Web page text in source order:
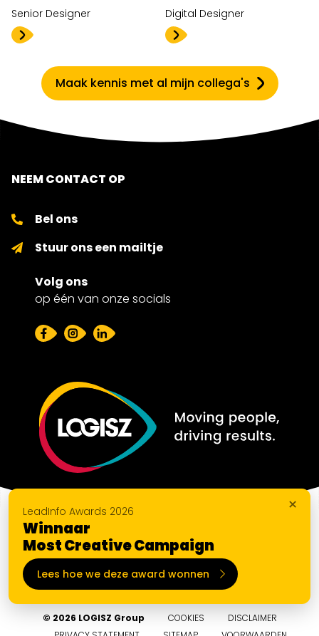
×
LeadInfo Awards 2026
Winnaar
Most Creative Campaign
Lees hoe we deze award wonnen
Senior Designer Digital Designer
Maak kennis met al mijn collega's
NEEM CONTACT OP
Bel ons
Stuur ons een mailtje
Volg ons
op één van onze socials
© 2026 LOGISZ Group COOKIES
DISCLAIMER